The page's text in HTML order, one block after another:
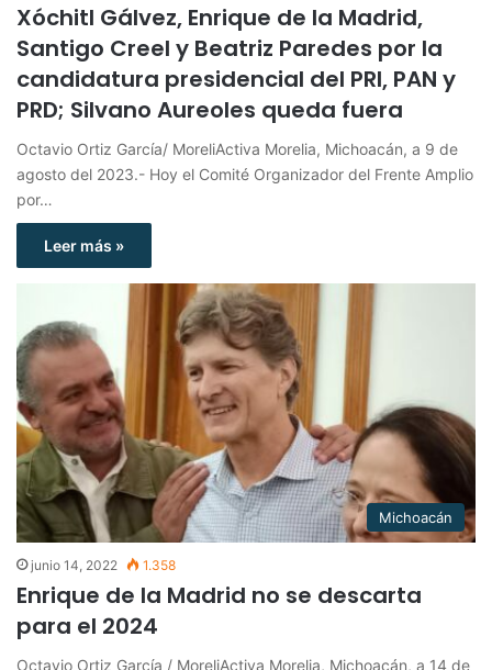
Xóchitl Gálvez, Enrique de la Madrid,
Santigo Creel y Beatriz Paredes por la
candidatura presidencial del PRI, PAN y
PRD; Silvano Aureoles queda fuera
Octavio Ortiz García/ MoreliActiva Morelia, Michoacán, a 9 de
agosto del 2023.- Hoy el Comité Organizador del Frente Amplio
por…
Leer más »
Michoacán
junio 14, 2022 1.358
Enrique de la Madrid no se descarta
para el 2024
Octavio Ortiz García / MoreliActiva Morelia, Michoacán, a 14 de